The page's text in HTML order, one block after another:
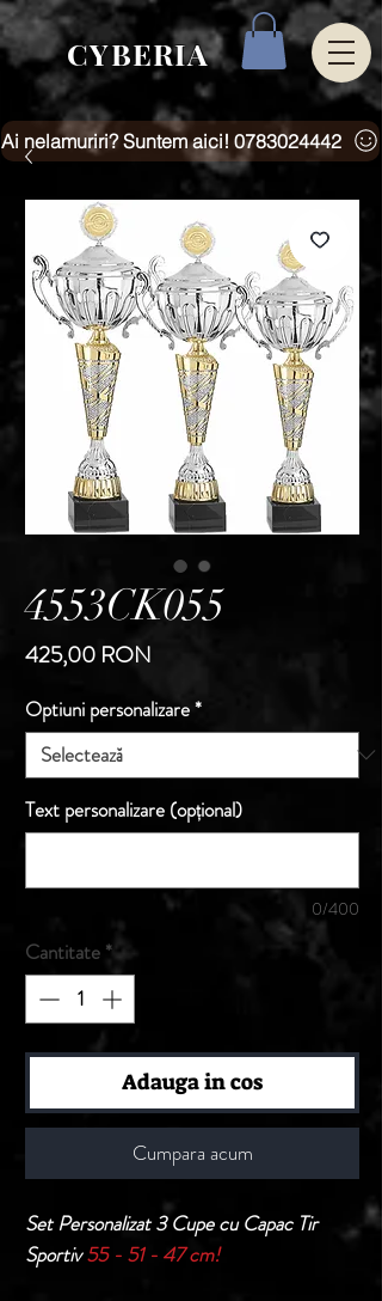
CYBERIA
Ai nelamuriri? Suntem aici! 0783024442
4553CK055
425,00 RON
Optiuni personalizare*
Text personalizare (opțional)
0/400
Cantitate *
Adauga in cos
Cumpara acum
Set Personalizat 3 Cupe cu Capac Tir
Sportiv55 - 51 - 47 cm!